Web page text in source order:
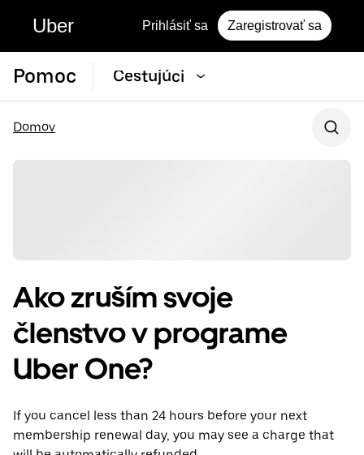
Uber Prihlásiť sa Zaregistrovať sa
Pomoc Cestujúci
Domov
Ako zruším svoje
členstvo v programe
Uber One?
If you cancel less than 24 hours before your next
membership renewal day, you may see a charge that